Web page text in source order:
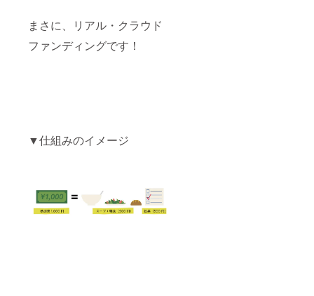
まさに、リアル・クラウド
ファンディングです！
▼仕組みのイメージ